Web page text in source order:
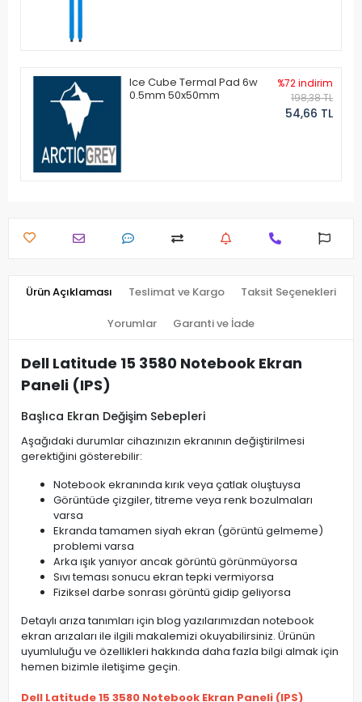
Ice Cube Termal Pad 6w
0.5mm 50x50mm
%72 indirim
198,38 TL
54,66 TL
Ürün Açıklaması Teslimat ve Kargo Taksit Seçenekleri
Yorumlar Garanti ve İade
Dell Latitude 15 3580 Notebook Ekran
Paneli (IPS)
Başlıca Ekran Değişim Sebepleri
Aşağıdaki durumlar cihazınızın ekranının değiştirilmesi
gerektiğini gösterebilir:
Notebook ekranında kırık veya çatlak oluştuysa
Görüntüde çizgiler, titreme veya renk bozulmaları
varsa
Ekranda tamamen siyah ekran (görüntü gelmeme)
problemi varsa
Arka ışık yanıyor ancak görüntü görünmüyorsa
Sıvı teması sonucu ekran tepki vermiyorsa
Fiziksel darbe sonrası görüntü gidip geliyorsa
Detaylı arıza tanımları için blog yazılarımızdan notebook
ekran arızaları ile ilgili makalemizi okuyabilirsiniz. Ürünün
uyumluluğu ve özellikleri hakkında daha fazla bilgi almak için
hemen bizimle iletişime geçin.
Dell Latitude 15 3580 Notebook Ekran Paneli (IPS)